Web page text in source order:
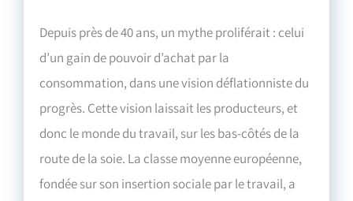
Depuis près de 40 ans, un mythe proliférait : celui
d’un gain de pouvoir d’achat par la
consommation, dans une vision déflationniste du
progrès. Cette vision laissait les producteurs, et
donc le monde du travail, sur les bas-côtés de la
route de la soie. La classe moyenne européenne,
fondée sur son insertion sociale par le travail, a